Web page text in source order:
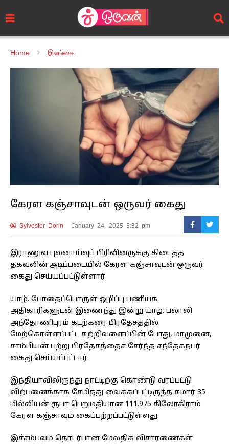
Home இலங்கை
கேரள கஞ்சாவுடன் ஒருவர் கைது
Sylvester Dorin January 24, 2025 5:32 pm
இராணுவ புலனாய்வுப் பிரிவினருக்கு கிடைத்த
தகவலின் அடிப்படையில் கேரள கஞ்சாவுடன் ஒருவர்
கைது செய்யப்பட்டுள்ளார்.
யாழ். போதைப்பொருள் ஒழிப்பு பணியக
அதிகாரிகளுடன் இணைந்து இன்று யாழ். பலாலி
அந்தோணிபுரம் கடற்கரை பிரதேசத்தில்
மேற்கொள்ளப்பட்ட சுற்றிவளைப்பின் போது, மாமுனை,
சாம்பியன் பற்று பிரதேசத்தைச் சேர்ந்த சந்தேகநபர்
கைது செய்யப்பட்டார்.
இந்தியாவிலிருந்து நாட்டிற்கு கொண்டு வரப்பட்டு
விற்பனைக்காக சேமித்து வைக்கப்பட்டிருந்த சுமார் 35
மில்லியன் ரூபா பெறுமதியான 111.975 கிலோகிராம்
கேரள கஞ்சாவும் கைப்பற்றப்பட்டுள்ளது.
இச்சம்பவம் தொடர்பான மேலதிக விசாரணைகள்